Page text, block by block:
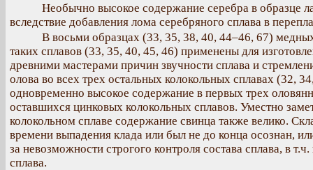
Необычно высокое содержание серебра в образце
вследствие добавления лома серебряного сплава в
В восьми образцах (33, 35, 38, 40, 44–46, 67)
таких сплавов (33, 35, 40, 45, 46) применены для
древними мастерами причин звучности сплава и
олова во всех трех остальных колокольных сплавах (32,
одновременно высокое содержание в первых трех
оставшихся цинковых колокольных сплавов. Уместно
колокольном сплаве содержание свинца также велико.
времени выпадения клада или был не до конца осознан,
за невозможности строгого контроля состава сплава, в
сплава.